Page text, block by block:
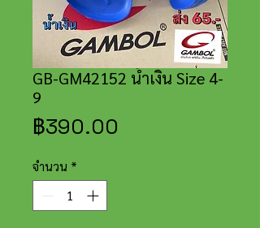
GB-GM42152 น้ำเงิน Size 4-
9
฿390.00
จำนวน *